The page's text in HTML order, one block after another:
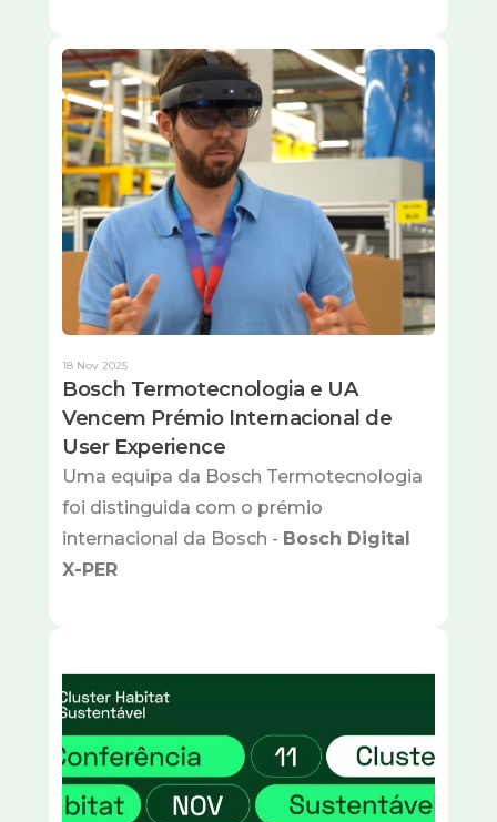
Imagem
18 Nov 2025
Bosch Termotecnologia e UA
Vencem Prémio Internacional de
User Experience
Uma equipa da Bosch Termotecnologia
foi distinguida com o prémio
internacional da Bosch - Bosch Digital
X-PER